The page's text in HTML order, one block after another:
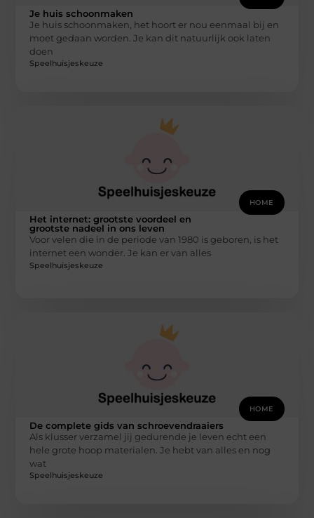
Je huis schoonmaken
Je huis schoonmaken, het hoort er nou eenmaal bij en
moet gedaan worden. Je kan dit natuurlijk ook laten
doen
Speelhuisjeskeuze
HOME
Het internet: grootste voordeel en
grootste nadeel in ons leven
Voor velen die in de periode van 1980 is geboren, is het
internet een wonder. Je kan er van alles
Speelhuisjeskeuze
HOME
De complete gids van schroevendraaiers
Als klusser verzamel jij gedurende je leven echt een
hele grote hoop materialen. Je hebt van alles en nog
wat
Speelhuisjeskeuze